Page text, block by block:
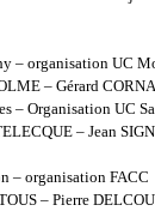
– organisation UC
– Gérard
– Organisation UC
– Jean
– organisation FACC
– Pierre